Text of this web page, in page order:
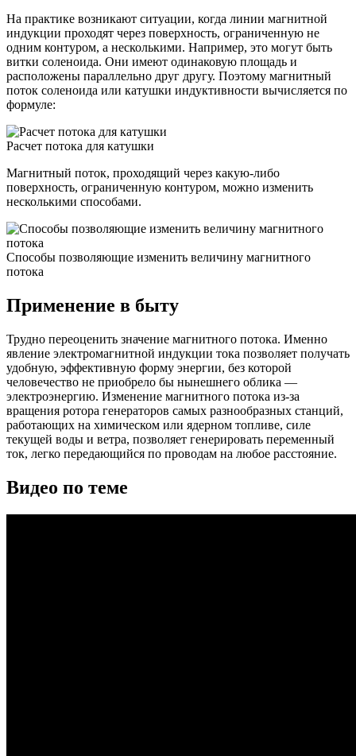
На практике возникают ситуации, когда линии магнитной
индукции проходят через поверхность, ограниченную не
одним контуром, а несколькими. Например, это могут быть
витки соленоида. Они имеют одинаковую площадь и
расположены параллельно друг другу. Поэтому магнитный
поток соленоида или катушки индуктивности вычисляется по
формуле:
Расчет потока для катушки
Магнитный поток, проходящий через какую-либо
поверхность, ограниченную контуром, можно изменить
несколькими способами.
Способы позволяющие изменить величину магнитного
потока
Применение в быту
Трудно переоценить значение магнитного потока. Именно
явление электромагнитной индукции тока позволяет получать
удобную, эффективную форму энергии, без которой
человечество не приобрело бы нынешнего облика —
электроэнергию. Изменение магнитного потока из-за
вращения ротора генераторов самых разнообразных станций,
работающих на химическом или ядерном топливе, силе
текущей воды и ветра, позволяет генерировать переменный
ток, легко передающийся по проводам на любое расстояние.
Видео по теме